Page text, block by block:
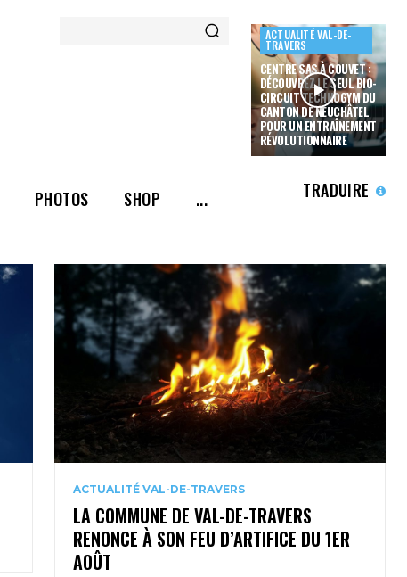
ACTUALITÉ VAL-DE-
TRAVERS
CENTRE SAS À COUVET :
DÉCOUVREZ LE SEUL BIO-
CIRCUIT TECHNOGYM DU
CANTON DE NEUCHÂTEL
POUR UN ENTRAÎNEMENT
RÉVOLUTIONNAIRE
PHOTOS SHOP ... TRADUIRE
ACTUALITÉ VAL-DE-TRAVERS
LA COMMUNE DE VAL-DE-TRAVERS
RENONCE À SON FEU D’ARTIFICE DU 1ER
AOÛT